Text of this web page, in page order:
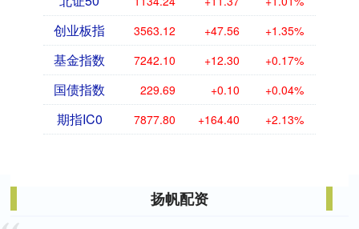
创业板指 3563.12 +47.56 +1.35%
基金指数 7242.10 +12.30 +0.17%
国债指数 229.69 +0.10 +0.04%
期指IC0 7877.80 +164.40 +2.13%
扬帆配资